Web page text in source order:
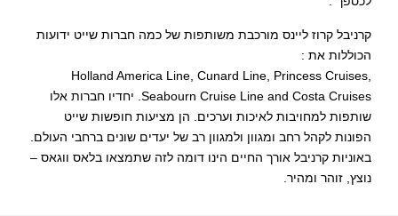
קרניבל קרוז ליינס מורכבת משותפות של כמה חברות שייט ידועות
הכוללות את :
Holland America Line, Cunard Line, Princess Cruises,
Seabourn Cruise Line and Costa Cruises. יחדיו חברות אלו
שותפות למחויבות לאיכות וערכים. הן מציעות חופשות שייט
הפונות לקהל רחב ומגוון ולמגוון רב של יעדים שונים ברחבי העולם.
באוניות קרניבל אורך החיים הינו דומה לזה שתמצאו בלאס ווגאס –
נוצץ, זוהר ומהיר.